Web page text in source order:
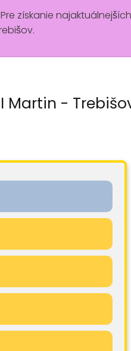
získanie najaktuálnejších
Martin -